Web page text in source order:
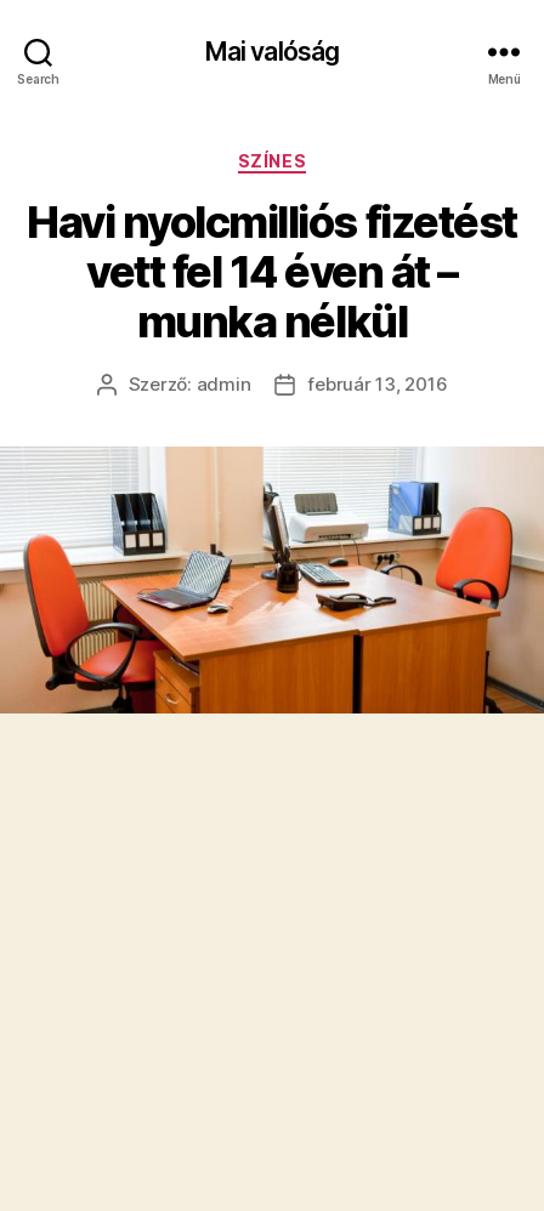
Search
Mai valóság
Menü
Kategóriák
SZÍNES
Havi nyolcmilliós fizetést
vett fel 14 éven át –
munka nélkül
Bejegyzés
Szerző: admin
Bejegyzés
február 13, 2016